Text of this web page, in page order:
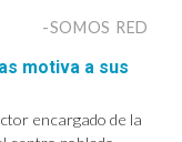
-SOMOS RED
motiva a sus
encargado de la